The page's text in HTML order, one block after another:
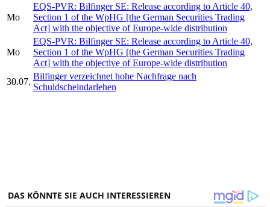
Mo
EQS-PVR: Bilfinger SE: Release according to Article 40,
Section 1 of the WpHG [the German Securities Trading
Act] with the objective of Europe-wide distribution
Mo
EQS-PVR: Bilfinger SE: Release according to Article 40,
Section 1 of the WpHG [the German Securities Trading
Act] with the objective of Europe-wide distribution
30.07.
Bilfinger verzeichnet hohe Nachfrage nach
Schuldscheindarlehen